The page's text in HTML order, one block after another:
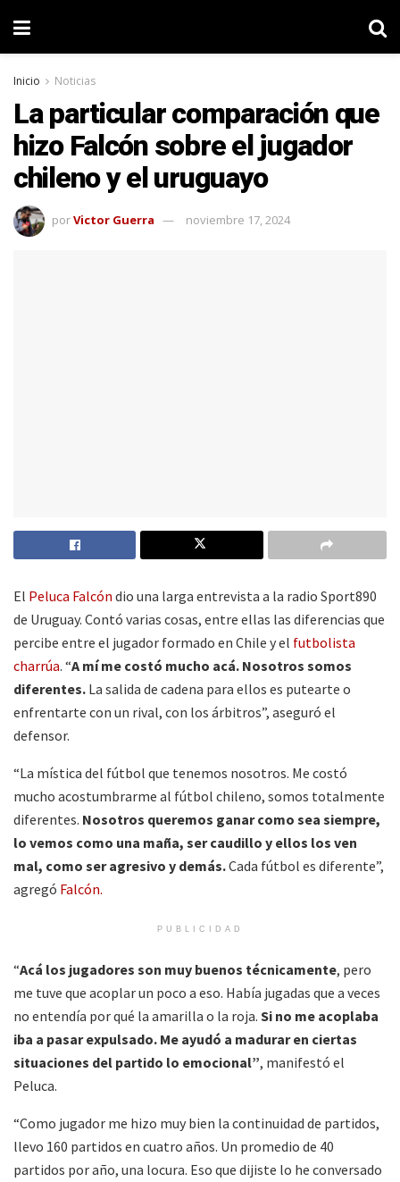
Inicio Noticias
La particular comparación que
hizo Falcón sobre el jugador
chileno y el uruguayo
porVictor Guerra noviembre 17, 2024
El Peluca Falcón dio una larga entrevista a la radio Sport890
de Uruguay. Contó varias cosas, entre ellas las diferencias que
percibe entre el jugador formado en Chile y el futbolista
charrúa. “A mí me costó mucho acá. Nosotros somos
diferentes. La salida de cadena para ellos es putearte o
enfrentarte con un rival, con los árbitros”, aseguró el
defensor.
“La mística del fútbol que tenemos nosotros. Me costó
mucho acostumbrarme al fútbol chileno, somos totalmente
diferentes. Nosotros queremos ganar como sea siempre,
lo vemos como una maña, ser caudillo y ellos los ven
mal, como ser agresivo y demás.Cada fútbol es diferente”,
agregó Falcón.
PUBLICIDAD
“Acá los jugadores son muy buenos técnicamente, pero
me tuve que acoplar un poco a eso. Había jugadas que a veces
no entendía por qué la amarilla o la roja. Si no me acoplaba
iba a pasar expulsado. Me ayudó a madurar en ciertas
situaciones del partido lo emocional”, manifestó el
Peluca.
“Como jugador me hizo muy bien la continuidad de partidos,
llevo 160 partidos en cuatro años. Un promedio de 40
partidos por año, una locura. Eso que dijiste lo he conversado